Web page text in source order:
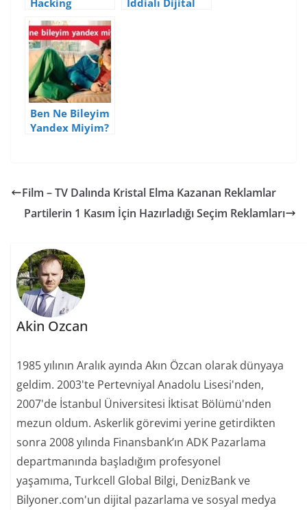
Hacking
Stratejileri
İddialı Dijital
Ben Ne Bileyim
Yandex Miyim?
Film – TV Dalında Kristal Elma Kazanan Reklamlar
Partilerin 1 Kasım İçin Hazırladığı Seçim Reklamları
Akin Ozcan
1985 yılının Aralık ayında Akın Özcan olarak dünyaya
geldim. 2003'te Pertevniyal Anadolu Lisesi'nden,
2007'de İstanbul Üniversitesi İktisat Bölümü'nden
mezun oldum. Askerlik görevimi yerine getirdikten
sonra 2008 yılında Finansbank’ın ADK Pazarlama
departmanında başladığım profesyonel
yaşamıma, Turkcell Global Bilgi, DenizBank ve
Bilyoner.com'un dijital pazarlama ve sosyal medya